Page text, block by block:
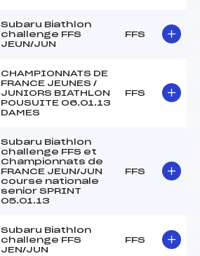
Subaru Biathlon
challenge FFS
JEUN/JUN
FFS
CHAMPIONNATS DE
FRANCE JEUNES /
JUNIORS BIATHLON
POUSUITE 06.01.13
DAMES
FFS
Subaru Biathlon
challenge FFS et
Championnats de
FRANCE JEUN/JUN
course nationale
senior SPRINT
05.01.13
FFS
Subaru Biathlon
challenge FFS
JEN/JUN
FFS